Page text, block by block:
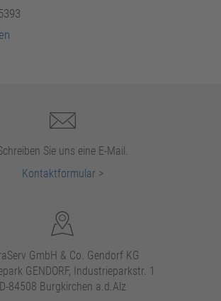
Sie uns eine E-Mail.
Kontaktformular>
GmbH & Co. Gendorf KG
GENDORF, Industrieparkstr. 1
D-84508 Burgkirchen a.d.Alz